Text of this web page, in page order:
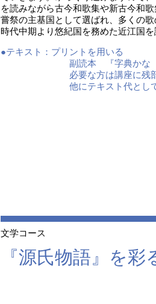
を読みながら古今和歌集や新古今和
嘗祭の主基国として選ばれ、多くの
時代中期より悠紀国を務めた近江国
●テキスト： プリントを用いる
副読本 『字典かな
必要な方は講座に残部
他にテキスト代として
文学コース
『源氏物語』を